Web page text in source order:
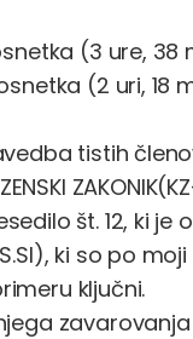
(3 ure, 38
(2 uri, 18
tistih
št. 12, ki je
ki so po
ključni.